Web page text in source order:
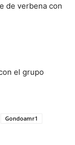
de verbena con
el grupo
Gondoamr1